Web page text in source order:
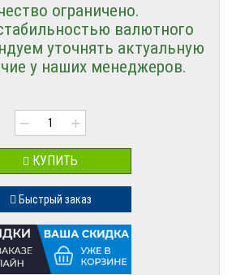
ограничено.
валютного
уточнять актуальную
у наших менеджеров.
− +
КУПИТЬ
Быстрый заказ